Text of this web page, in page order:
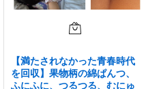
【満たされなかった青春時代
を回収】果物柄の綿ぱんつ、
ふにふに、つるつる、むにゅ